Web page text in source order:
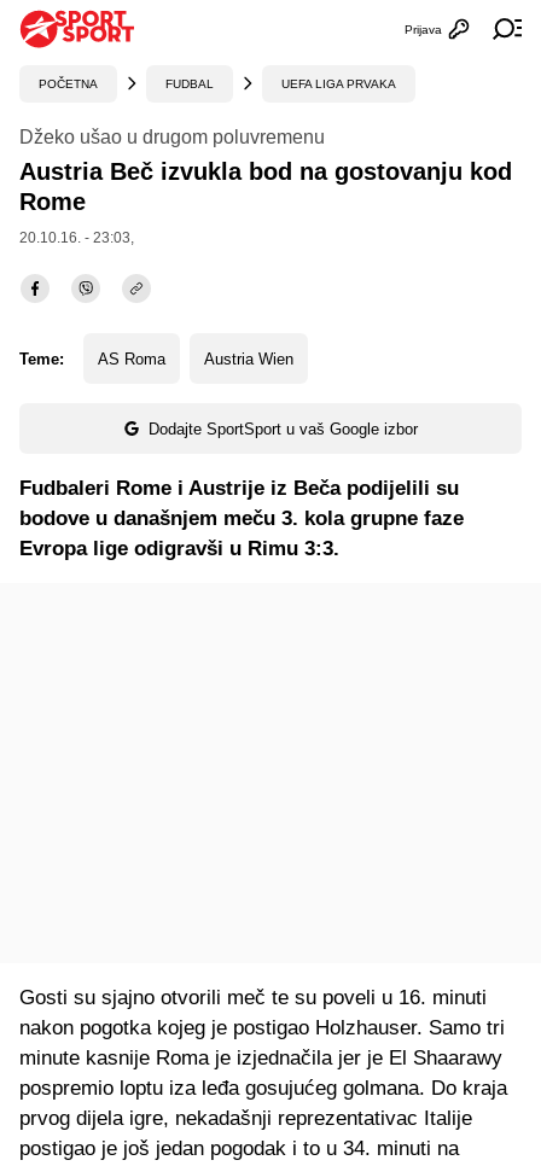
Otvori
Prijava
POČETNA FUDBAL UEFA LIGA PRVAKA
Džeko ušao u drugom poluvremenu
Austria Beč izvukla bod na gostovanju kod
Rome
20.10.16. - 23:03,
Teme: AS Roma Austria Wien
Dodajte SportSport u vaš Google izbor
Fudbaleri Rome i Austrije iz Beča podijelili su
bodove u današnjem meču 3. kola grupne faze
Evropa lige odigravši u Rimu 3:3.
Gosti su sjajno otvorili meč te su poveli u 16. minuti
nakon pogotka kojeg je postigao Holzhauser. Samo tri
minute kasnije Roma je izjednačila jer je El Shaarawy
pospremio loptu iza leđa gosujućeg golmana. Do kraja
prvog dijela igre, nekadašnji reprezentativac Italije
postigao je još jedan pogodak i to u 34. minuti na